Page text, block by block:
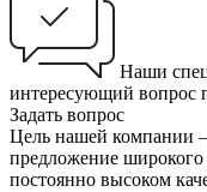
Наши
интересующий вопрос
Задать вопрос
Цель нашей компании
предложение широкого
постоянно высоком